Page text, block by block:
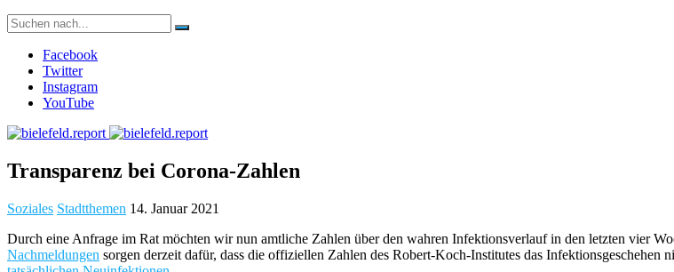
Suche
nach:
Facebook
Twitter
Instagram
YouTube
Transparenz bei Corona-Zahlen
Soziales Stadtthemen 14. Januar 2021
Durch eine Anfrage im Rat möchten wir nun amtliche Zahlen über den wahren Infektionsverlauf in den letzten vier
Nachmeldungen sorgen derzeit dafür, dass die offiziellen Zahlen des Robert-Koch-Institutes das Infektionsgeschehen